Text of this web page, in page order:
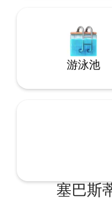
游泳池
塞巴斯